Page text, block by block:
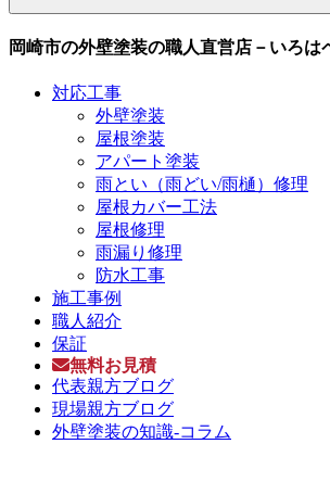
岡崎市の外壁塗装の職人直営店－いろは
対応工事
外壁塗装
屋根塗装
アパート塗装
雨とい（雨どい/雨樋）修理
屋根カバー工法
屋根修理
雨漏り修理
防水工事
施工事例
職人紹介
保証
無料お見積
代表親方ブログ
現場親方ブログ
外壁塗装の知識-コラム